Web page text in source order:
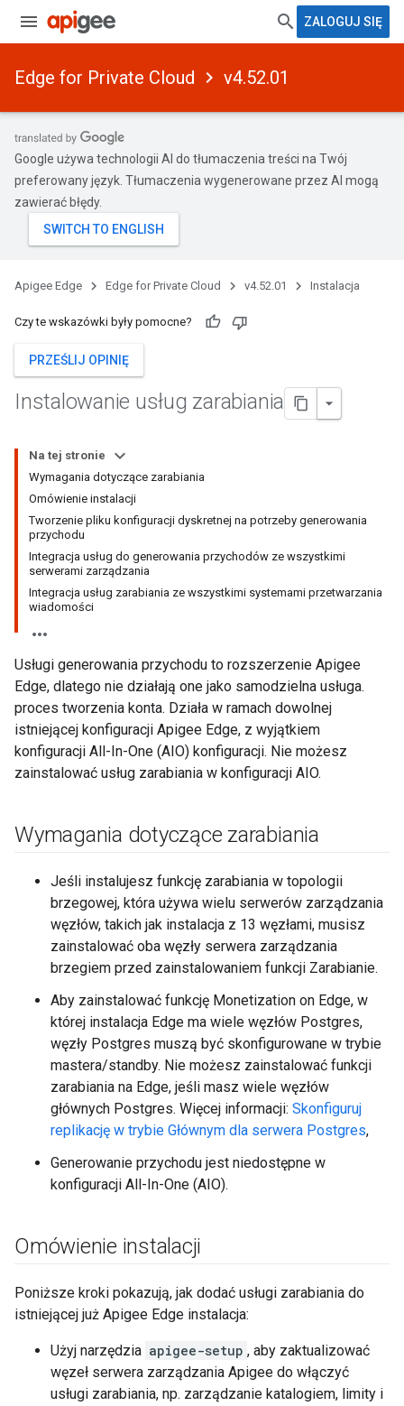
ZALOGUJ SIĘ
Edge for Private Cloud v4.52.01
Google używa technologii AI do tłumaczenia treści na Twój
preferowany język. Tłumaczenia wygenerowane przez AI mogą
zawierać błędy.
Apigee Edge Edge for Private Cloud v4.52.01 Instalacja
Czy te wskazówki były pomocne?
PRZEŚLIJ OPINIĘ
Instalowanie usług zarabiania
Na tej stronie
Wymagania dotyczące zarabiania
Omówienie instalacji
Tworzenie pliku konfiguracji dyskretnej na potrzeby generowania
przychodu
Integracja usług do generowania przychodów ze wszystkimi
serwerami zarządzania
Integracja usług zarabiania ze wszystkimi systemami przetwarzania
wiadomości
Usługi generowania przychodu to rozszerzenie Apigee
Edge, dlatego nie działają one jako samodzielna usługa.
proces tworzenia konta. Działa w ramach dowolnej
istniejącej konfiguracji Apigee Edge, z wyjątkiem
konfiguracji All-In-One (AIO) konfiguracji. Nie możesz
zainstalować usług zarabiania w konfiguracji AIO.
Wymagania dotyczące zarabiania
Jeśli instalujesz funkcję zarabiania w topologii
brzegowej, która używa wielu serwerów zarządzania
węzłów, takich jak instalacja z 13 węzłami, musisz
zainstalować oba węzły serwera zarządzania
brzegiem przed zainstalowaniem funkcji Zarabianie.
Aby zainstalować funkcję Monetization on Edge, w
której instalacja Edge ma wiele węzłów Postgres,
węzły Postgres muszą być skonfigurowane w trybie
mastera/standby. Nie możesz zainstalować funkcji
zarabiania na Edge, jeśli masz wiele węzłów
głównych Postgres. Więcej informacji: Skonfiguruj
replikację w trybie Głównym dla serwera Postgres,
Generowanie przychodu jest niedostępne w
konfiguracji All-In-One (AIO).
Omówienie instalacji
Poniższe kroki pokazują, jak dodać usługi zarabiania do
istniejącej już Apigee Edge instalacja:
Użyj narzędzia apigee-setup , aby zaktualizować
węzeł serwera zarządzania Apigee do włączyć
usługi zarabiania, np. zarządzanie katalogiem, limity i